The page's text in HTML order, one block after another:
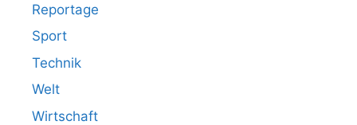
Reportage
Sport
Technik
Welt
Wirtschaft